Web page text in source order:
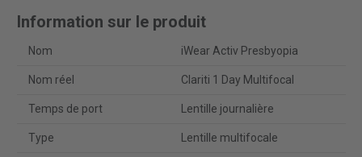
Information sur le produit
Nom iWear Activ Presbyopia
Nom réel Clariti 1 Day Multifocal
Temps de port Lentille journalière
Type Lentille multifocale